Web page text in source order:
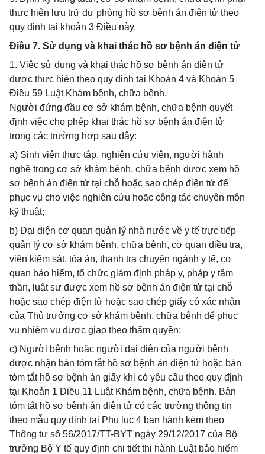
thực hiện lưu trữ dự phòng hồ sơ bệnh án điện tử theo
quy định tại khoản 3 Điều này.
Điều 7. Sử dụng và khai thác hồ sơ bệnh án điện tử
1. Việc sử dụng và khai thác hồ sơ bệnh án điện tử
được thực hiện theo quy định tại Khoản 4 và Khoản 5
Điều 59 Luật Khám bệnh, chữa bệnh.
Người đứng đầu cơ sở khám bệnh, chữa bệnh quyết
định việc cho phép khai thác hồ sơ bệnh án điện tử
trong các trường hợp sau đây:
a) Sinh viên thực tập, nghiên cứu viên, người hành
nghề trong cơ sở khám bệnh, chữa bệnh được xem hồ
sơ bệnh án điện tử tại chỗ hoặc sao chép điện tử để
phục vụ cho việc nghiên cứu hoặc công tác chuyên môn
kỹ thuật;
b) Đại diện cơ quan quản lý nhà nước về y tế trực tiếp
quản lý cơ sở khám bệnh, chữa bệnh, cơ quan điều tra,
viện kiểm sát, tòa án, thanh tra chuyên ngành y tế, cơ
quan bảo hiểm, tổ chức giám định pháp y, pháp y tâm
thần, luật sư được xem hồ sơ bệnh án điện tử tại chỗ
hoặc sao chép điện tử hoặc sao chép giấy có xác nhận
của Thủ trưởng cơ sở khám bệnh, chữa bệnh để phục
vụ nhiệm vụ được giao theo thẩm quyền;
c) Người bệnh hoặc người đại diện của người bệnh
được nhận bản tóm tắt hồ sơ bệnh án điện tử hoặc bản
tóm tắt hồ sơ bệnh án giấy khi có yêu cầu theo quy định
tại Khoản 1 Điều 11 Luật Khám bệnh, chữa bệnh. Bản
tóm tắt hồ sơ bệnh án điện tử có các trường thông tin
theo mẫu quy định tại Phụ lục 4 ban hành kèm theo
Thông tư số 56/2017/TT-BYT ngày 29/12/2017 của Bộ
trưởng Bộ Y tế quy định chi tiết thi hành Luật bảo hiểm